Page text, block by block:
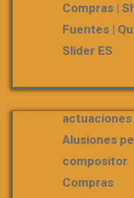
Compras |
Fuentes |
Slider ES
actuaciones
Alusiones
compositor
Compras